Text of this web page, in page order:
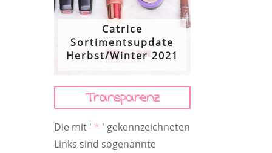
Catrice
Sortimentsupdate
Herbst/Winter 2021
Transparenz
Die mit ' * ' gekennzeichneten
Links sind sogenannte